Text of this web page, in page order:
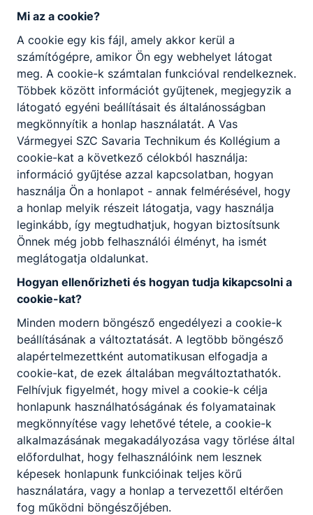
Partnereink
Vas Vármegyei SZC Savaria Technikum és
Mi az a cookie?
A cookie egy kis fájl, amely akkor kerül a
számítógépre, amikor Ön egy webhelyet látogat
meg. A cookie-k számtalan funkcióval rendelkeznek.
Többek között információt gyűjtenek, megjegyzik a
látogató egyéni beállításait és általánosságban
megkönnyítik a honlap használatát. A Vas
Vármegyei SZC Savaria Technikum és Kollégium a
cookie-kat a következő célokból használja:
információ gyűjtése azzal kapcsolatban, hogyan
használja Ön a honlapot - annak felmérésével, hogy
a honlap melyik részeit látogatja, vagy használja
leginkább, így megtudhatjuk, hogyan biztosítsunk
Önnek még jobb felhasználói élményt, ha ismét
meglátogatja oldalunkat.
Hogyan ellenőrizheti és hogyan tudja kikapcsolni a
cookie-kat?
Minden modern böngésző engedélyezi a cookie-k
beállításának a változtatását. A legtöbb böngésző
alapértelmezettként automatikusan elfogadja a
cookie-kat, de ezek általában megváltoztathatók.
Felhívjuk figyelmét, hogy mivel a cookie-k célja
honlapunk használhatóságának és folyamatainak
megkönnyítése vagy lehetővé tétele, a cookie-k
alkalmazásának megakadályozása vagy törlése által
előfordulhat, hogy felhasználóink nem lesznek
képesek honlapunk funkcióinak teljes körű
használatára, vagy a honlap a tervezettől eltérően
fog működni böngészőjében.